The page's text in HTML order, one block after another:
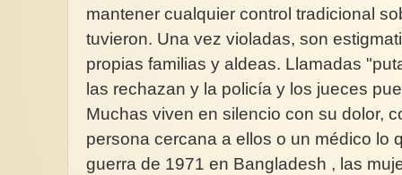
mantener cualquier control tradicional
tuvieron. Una vez violadas, son
propias familias y aldeas. Llamadas
las rechazan y la policía y los jueces
Muchas viven en silencio con su dolor,
persona cercana a ellos o un médico lo
guerra de 1971 en Bangladesh , las